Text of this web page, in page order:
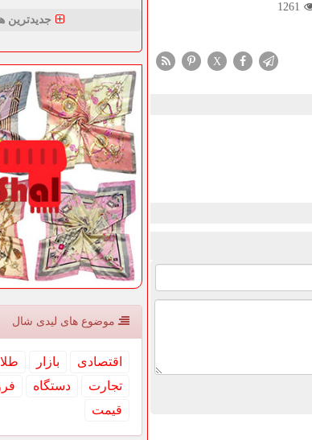
1261
X
جدیدترین
موضوع های لیدی شال
اقتصادی بازار طلا
تجارت
دستگاه
قیمت